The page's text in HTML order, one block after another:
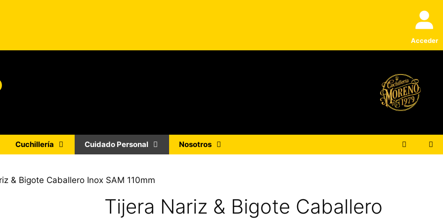
Acceder
Cuchillería Cuidado Personal Nosotros
& Bigote Caballero Inox SAM 110mm
Tijera Nariz & Bigote Caballero